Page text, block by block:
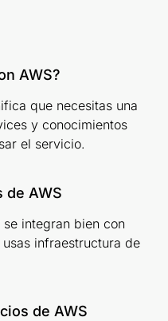
AWS?
que necesitas una
y conocimientos
el servicio.
de AWS
integran bien con
infraestructura de
de AWS